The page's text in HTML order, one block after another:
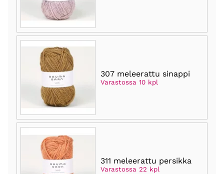
307 meleerattu sinappi
Varastossa 10 kpl
311 meleerattu persikka
Varastossa 22 kpl